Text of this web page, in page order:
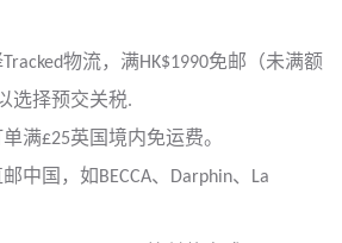
物流，满HK$1990免邮（未满额
选择预交关税.
满£25英国境内免运费。
中国，如BECCA、Darphin、La